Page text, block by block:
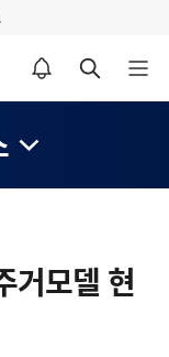
알림설정 바로가기 검색 바로가기 메뉴 열기
거모델 현